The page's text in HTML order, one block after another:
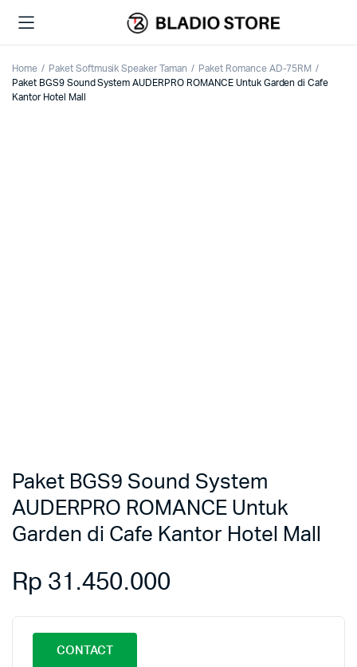
Home Paket Softmusik Speaker Taman
Paket Romance AD-75RM
Paket BGS9 Sound System AUDERPRO ROMANCE Untuk Garden di Cafe
Kantor Hotel Mall
Paket BGS9 Sound System
AUDERPRO ROMANCE Untuk
Garden di Cafe Kantor Hotel Mall
Rp 31.450.000
CONTACT